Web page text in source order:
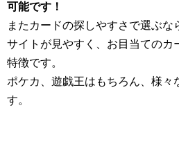
可能です！
またカードの探しやすさで選ぶな
サイトが見やすく、お目当てのカ
特徴です。
ポケカ、遊戯王はもちろん、様々
す。